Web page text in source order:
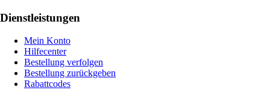
Dienstleistungen
Mein Konto
Hilfecenter
Bestellung verfolgen
Bestellung zurückgeben
Rabattcodes